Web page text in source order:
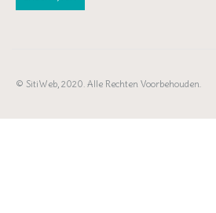
© SitiWeb, 2020. Alle Rechten Voorbehouden.